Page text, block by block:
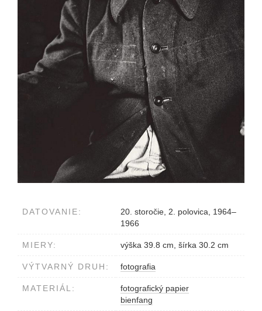
DATOVANIE:
20. storočie, 2. polovica, 1964–
1966
MIERY: výška 39.8 cm, šírka 30.2 cm
VÝTVARNÝ DRUH: fotografia
MATERIÁL:
fotografický papier
bienfang